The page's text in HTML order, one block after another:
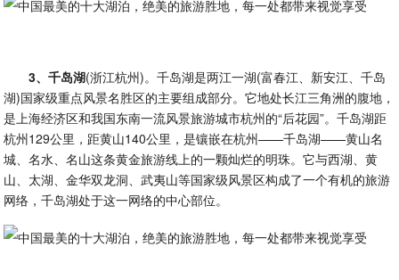
3、千岛湖(浙江杭州)。千岛湖是两江一湖(富春江、新安江、千岛
湖)国家级重点风景名胜区的主要组成部分。它地处长江三角洲的腹地，
是上海经济区和我国东南一流风景旅游城市杭州的“后花园”。千岛湖距
杭州129公里，距黄山140公里，是镶嵌在杭州——千岛湖——黄山名
城、名水、名山这条黄金旅游线上的一颗灿烂的明珠。它与西湖、黄
山、太湖、金华双龙洞、武夷山等国家级风景区构成了一个有机的旅游
网络，千岛湖处于这一网络的中心部位。